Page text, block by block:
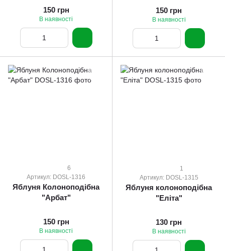
150 грн
В наявності
150 грн
В наявності
6
Артикул: DOSL-1316
Яблуня Колоноподібна
"Арбат"
150 грн
В наявності
1
Артикул: DOSL-1315
Яблуня колоноподібна
"Еліта"
130 грн
В наявності